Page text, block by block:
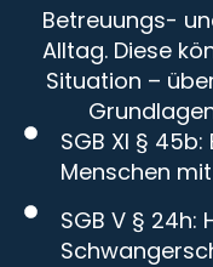
Betreuungs-
Alltag. Diese
Situation –
SGB XI §
Menschen
SGB V § 24h: